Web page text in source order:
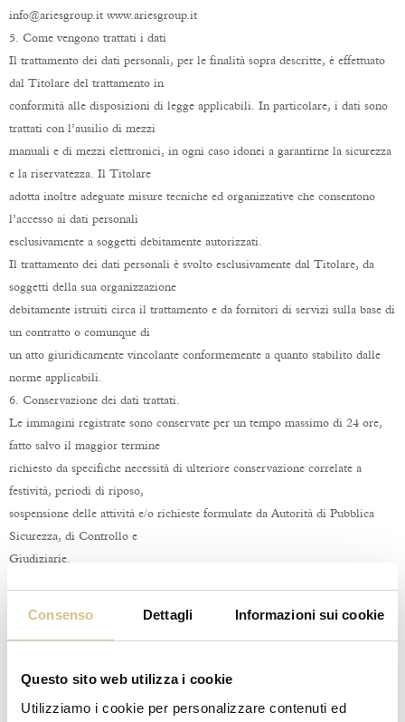
Consenso Dettagli Informazioni sui cookie
Questo sito web utilizza i cookie
Utilizziamo i cookie per personalizzare contenuti ed
info@ariesgroup.it www.ariesgroup.it
5. Come vengono trattati i dati
Il trattamento dei dati personali, per le finalità sopra descritte, è effettuato
dal Titolare del trattamento in
conformità alle disposizioni di legge applicabili. In particolare, i dati sono
trattati con l’ausilio di mezzi
manuali e di mezzi elettronici, in ogni caso idonei a garantirne la sicurezza
e la riservatezza. Il Titolare
adotta inoltre adeguate misure tecniche ed organizzative che consentono
l’accesso ai dati personali
esclusivamente a soggetti debitamente autorizzati.
Il trattamento dei dati personali è svolto esclusivamente dal Titolare, da
soggetti della sua organizzazione
debitamente istruiti circa il trattamento e da fornitori di servizi sulla base di
un contratto o comunque di
un atto giuridicamente vincolante conformemente a quanto stabilito dalle
norme applicabili.
6. Conservazione dei dati trattati.
Le immagini registrate sono conservate per un tempo massimo di 24 ore,
fatto salvo il maggior termine
richiesto da specifiche necessità di ulteriore conservazione correlate a
festività, periodi di riposo,
sospensione delle attività e/o richieste formulate da Autorità di Pubblica
Sicurezza, di Controllo e
Giudiziarie.
I dati personali raccolti per il tramite del sistema di videosorveglianza non
loro comunicazione a terzi è strettamente correlata al conseguimento delle